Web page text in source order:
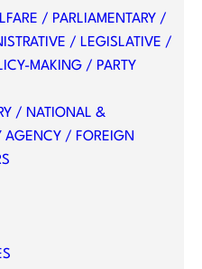
/ PARLIAMENTARY /
/ LEGISLATIVE /
MAKING / PARTY
/ NATIONAL &
AGENCY / FOREIGN